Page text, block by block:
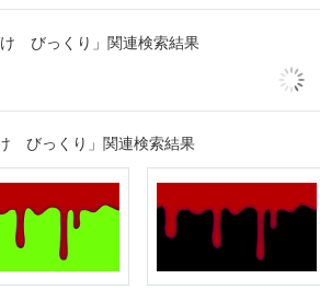
びっくり」関連検索結果
びっくり」関連検索結果